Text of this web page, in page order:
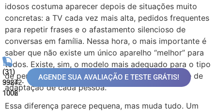
(31)
99872-
1006
(31)
3324-
1002
AGENDE SUA AVALIAÇÃO E TESTE GRÁTIS!
idosos costuma aparecer depois de situações muito
concretas: a TV cada vez mais alta, pedidos frequentes
para repetir frases e o afastamento silencioso de
conversas em família. Nessa hora, o mais importante é
saber que não existe um único aparelho “melhor” para
todos. Existe, sim, o modelo mais adequado para o tipo
de perda auditiva, para a rotina e para a facilidade de
adaptação de cada pessoa.
Essa diferença parece pequena, mas muda tudo. Um